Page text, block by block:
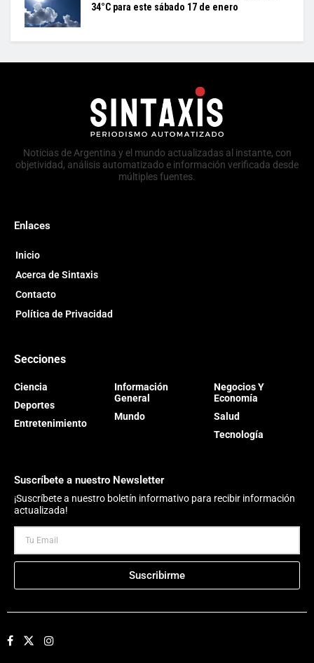
34°C para este sábado 17 de enero
Noticias de Argentina y el mundo actualizadas al instante, con
objetividad, análisis automatizado e información verificada desde
múltiples fuentes.
Enlaces
Inicio
Acerca de Sintaxis
Contacto
Política de Privacidad
Secciones
Ciencia
Deportes
Entretenimiento
Información
General
Mundo
Negocios Y
Economía
Salud
Tecnología
Suscríbete a nuestro Newsletter
¡Suscríbete a nuestro boletín informativo para recibir información
actualizada!
Suscribirme